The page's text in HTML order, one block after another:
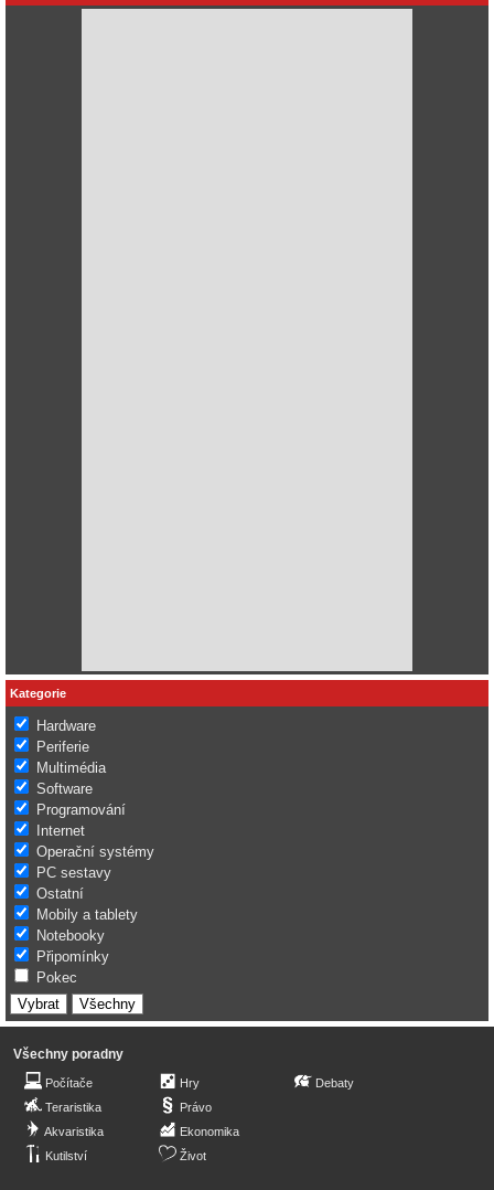
Kategorie
Hardware
Periferie
Multimédia
Software
Programování
Internet
Operační systémy
PC sestavy
Ostatní
Mobily a tablety
Notebooky
Připomínky
Pokec
Všechny poradny
Počítače
Teraristika
Akvaristika
Kutilství
Hry
Právo
Ekonomika
Život
Debaty